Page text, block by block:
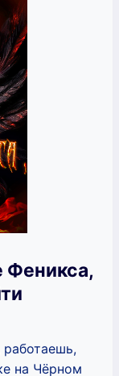
Феникса,
на Чёрном